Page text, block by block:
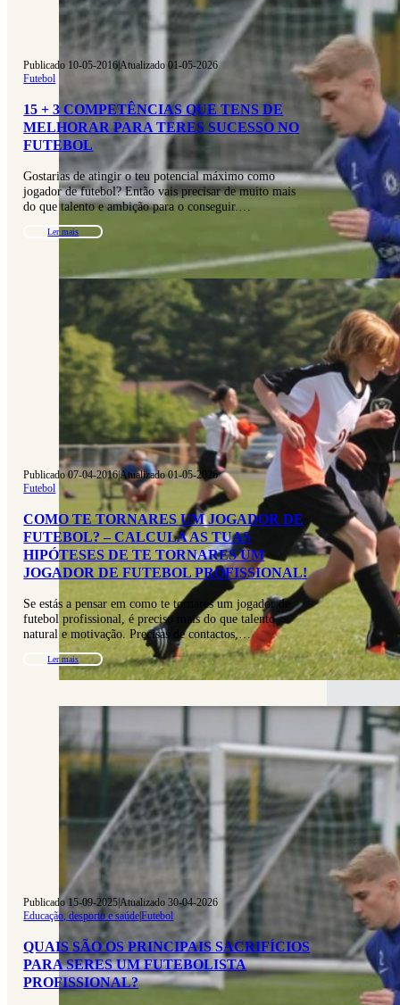
Publicado 10-05-2016|Atualizado 01-05-2026
Futebol
15 + 3 COMPETÊNCIAS QUE TENS DE
MELHORAR PARA TERES SUCESSO NO
FUTEBOL
Gostarias de atingir o teu potencial máximo como
jogador de futebol? Então vais precisar de muito mais
do que talento e ambição para o conseguir.…
Ler mais
Publicado 07-04-2016|Atualizado 01-05-2026
Futebol
COMO TE TORNARES UM JOGADOR DE
FUTEBOL? – CALCULA AS TUAS
HIPÓTESES DE TE TORNARES UM
JOGADOR DE FUTEBOL PROFISSIONAL!
Se estás a pensar em como te tornares um jogador de
futebol profissional, é preciso mais do que talento
natural e motivação. Precisas de contactos,…
Ler mais
Publicado 15-09-2025|Atualizado 30-04-2026
Educação, desporto e saúde|Futebol
QUAIS SÃO OS PRINCIPAIS SACRIFÍCIOS
PARA SERES UM FUTEBOLISTA
PROFISSIONAL?